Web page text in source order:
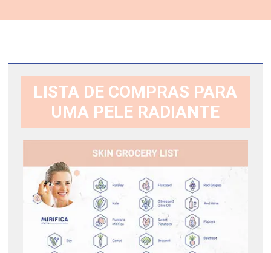
LISTA DE COMPRAS PARA
UMA PELE RADIANTE